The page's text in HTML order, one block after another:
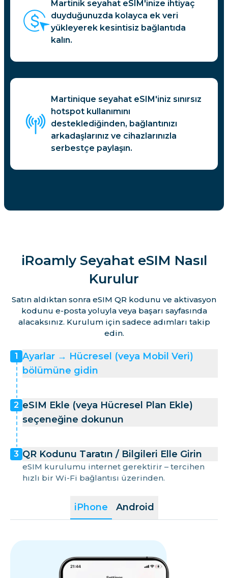
Martinik seyahat eSIM'inize ihtiyaç
duyduğunuzda kolayca ek veri
yükleyerek kesintisiz bağlantıda
kalın.
Martinique seyahat eSIM'iniz sınırsız
hotspot kullanımını
desteklediğinden, bağlantınızı
arkadaşlarınız ve cihazlarınızla
serbestçe paylaşın.
iRoamly Seyahat eSIM Nasıl
Kurulur
Satın aldıktan sonra eSIM QR kodunu ve aktivasyon
kodunu e-posta yoluyla veya başarı sayfasında
alacaksınız. Kurulum için sadece adımları takip
edin.
iPhone Android
1
Ayarlar → Hücresel (veya Mobil Veri)
bölümüne gidin
2 eSIM Ekle (veya Hücresel Plan Ekle)
seçeneğine dokunun
3 QR Kodunu Taratın / Bilgileri Elle Girin
eSIM kurulumu internet gerektirir – tercihen
hızlı bir Wi-Fi bağlantısı üzerinden.